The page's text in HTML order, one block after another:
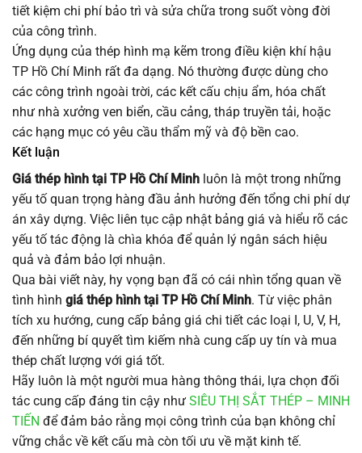
tiết kiệm chi phí bảo trì và sửa chữa trong suốt vòng đời
của công trình.
Ứng dụng của thép hình mạ kẽm trong điều kiện khí hậu
TP Hồ Chí Minh rất đa dạng. Nó thường được dùng cho
các công trình ngoài trời, các kết cấu chịu ẩm, hóa chất
như nhà xưởng ven biển, cầu cảng, tháp truyền tải, hoặc
các hạng mục có yêu cầu thẩm mỹ và độ bền cao.
Kết luận
Giá thép hình tại TP Hồ Chí Minh luôn là một trong những
yếu tố quan trọng hàng đầu ảnh hưởng đến tổng chi phí dự
án xây dựng. Việc liên tục cập nhật bảng giá và hiểu rõ các
yếu tố tác động là chìa khóa để quản lý ngân sách hiệu
quả và đảm bảo lợi nhuận.
Qua bài viết này, hy vọng bạn đã có cái nhìn tổng quan về
tình hình giá thép hình tại TP Hồ Chí Minh. Từ việc phân
tích xu hướng, cung cấp bảng giá chi tiết các loại I, U, V, H,
đến những bí quyết tìm kiếm nhà cung cấp uy tín và mua
thép chất lượng với giá tốt.
Hãy luôn là một người mua hàng thông thái, lựa chọn đối
tác cung cấp đáng tin cậy như SIÊU THỊ SẮT THÉP – MINH
TIẾN để đảm bảo rằng mọi công trình của bạn không chỉ
vững chắc về kết cấu mà còn tối ưu về mặt kinh tế.